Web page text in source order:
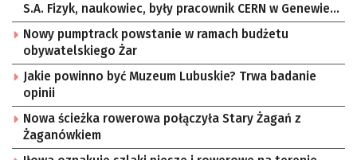
S.A. Fizyk, naukowiec, były pracownik CERN w Genewie,
przedsiębiorca i nauczyciel akademicki, doktor
habilitowany nauk fizycznych, koordynator Rady
Sektorowej ds. Kompetencji Przemysłu Lotniczo-
Kosmicznego oraz członek Komitetu Badań
Kosmicznych i Satelitarnych PAN.
Nowy pumptrack powstanie w ramach budżetu
obywatelskiego Żar
Jakie powinno być Muzeum Lubuskie? Trwa badanie
opinii
Nowa ścieżka rowerowa połączyła Stary Żagań z
Żaganówkiem